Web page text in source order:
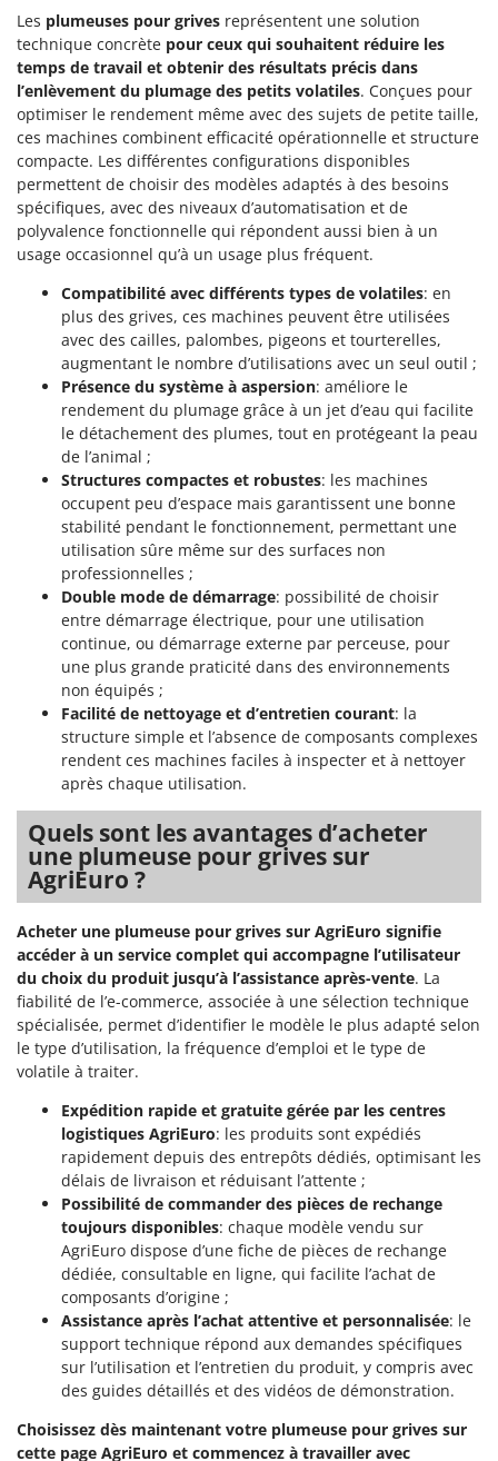
Mastercook
Masterpro
McCulloch
MCH
Michelin
Mille
Minox
Mockmill
MOSA
MOVA
Mowox
MTD
New O.M.R.A.
Nilfisk
Ninja
Novatec
Novital
NuAir
NuovaFac
Officine Savioli
Oliviero
Olix
OMA
Omas
Ompagrill
Ooni
Oriental Koshin
Outdoorchef
P
Palazzetti
Palumbo Pavi
Partisani
Paterlini
Philips
Pramac
Prismafood
R.G.V.
Rato
Reber
Redback
Les plumeuses pour grives représentent une solution
technique concrète pour ceux qui souhaitent réduire les
temps de travail et obtenir des résultats précis dans
l’enlèvement du plumage des petits volatiles. Conçues pour
optimiser le rendement même avec des sujets de petite taille,
ces machines combinent efficacité opérationnelle et structure
compacte. Les différentes configurations disponibles
permettent de choisir des modèles adaptés à des besoins
spécifiques, avec des niveaux d’automatisation et de
polyvalence fonctionnelle qui répondent aussi bien à un
usage occasionnel qu’à un usage plus fréquent.
Compatibilité avec différents types de volatiles: en
plus des grives, ces machines peuvent être utilisées
avec des cailles, palombes, pigeons et tourterelles,
augmentant le nombre d’utilisations avec un seul outil ;
Présence du système à aspersion: améliore le
rendement du plumage grâce à un jet d’eau qui facilite
le détachement des plumes, tout en protégeant la peau
de l’animal ;
Structures compactes et robustes: les machines
occupent peu d’espace mais garantissent une bonne
stabilité pendant le fonctionnement, permettant une
utilisation sûre même sur des surfaces non
professionnelles ;
Double mode de démarrage: possibilité de choisir
entre démarrage électrique, pour une utilisation
continue, ou démarrage externe par perceuse, pour
une plus grande praticité dans des environnements
non équipés ;
Facilité de nettoyage et d’entretien courant: la
structure simple et l’absence de composants complexes
rendent ces machines faciles à inspecter et à nettoyer
après chaque utilisation.
Quels sont les avantages d’acheter
une plumeuse pour grives sur
AgriEuro ?
Acheter une plumeuse pour grives sur AgriEuro signifie
accéder à un service complet qui accompagne l’utilisateur
du choix du produit jusqu’à l’assistance après-vente. La
fiabilité de l’e-commerce, associée à une sélection technique
spécialisée, permet d’identifier le modèle le plus adapté selon
le type d’utilisation, la fréquence d’emploi et le type de
volatile à traiter.
Expédition rapide et gratuite gérée par les centres
logistiques AgriEuro: les produits sont expédiés
rapidement depuis des entrepôts dédiés, optimisant les
délais de livraison et réduisant l’attente ;
Possibilité de commander des pièces de rechange
toujours disponibles: chaque modèle vendu sur
AgriEuro dispose d’une fiche de pièces de rechange
dédiée, consultable en ligne, qui facilite l’achat de
composants d’origine ;
Assistance après l’achat attentive et personnalisée: le
support technique répond aux demandes spécifiques
sur l’utilisation et l’entretien du produit, y compris avec
des guides détaillés et des vidéos de démonstration.
Choisissez dès maintenant votre plumeuse pour grives sur
cette page AgriEuro et commencez à travailler avec